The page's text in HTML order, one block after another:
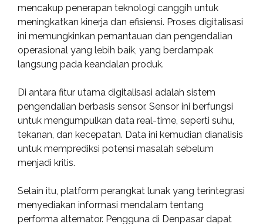
mencakup penerapan teknologi canggih untuk
meningkatkan kinerja dan efisiensi. Proses digitalisasi
ini memungkinkan pemantauan dan pengendalian
operasional yang lebih baik, yang berdampak
langsung pada keandalan produk.
Di antara fitur utama digitalisasi adalah sistem
pengendalian berbasis sensor. Sensor ini berfungsi
untuk mengumpulkan data real-time, seperti suhu,
tekanan, dan kecepatan. Data ini kemudian dianalisis
untuk memprediksi potensi masalah sebelum
menjadi kritis.
Selain itu, platform perangkat lunak yang terintegrasi
menyediakan informasi mendalam tentang
performa alternator. Pengguna di Denpasar dapat